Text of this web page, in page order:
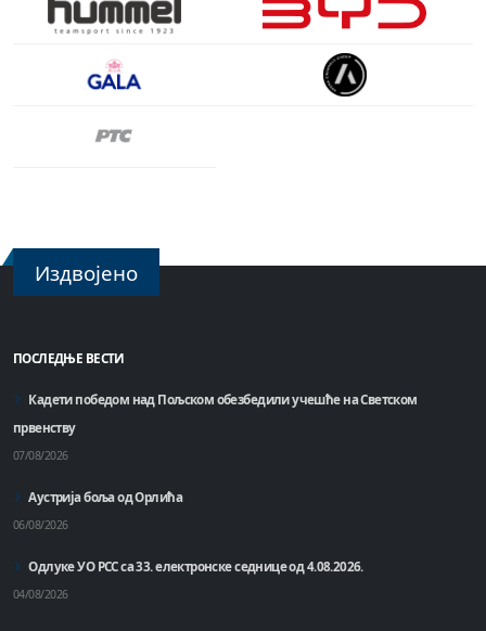
Издвојено
ПОСЛЕДЊЕ ВЕСТИ
Кадети победом над Пољском обезбедили учешће на Светском
првенству
07/08/2026
Аустрија боља од Орлића
06/08/2026
Одлуке УО РСС са 33. електронске седнице од 4.08.2026.
04/08/2026